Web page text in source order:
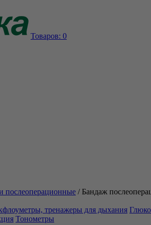
Товаров: 0
послеоперационные / Бандаж
тренажеры для дыхания
Тонометры